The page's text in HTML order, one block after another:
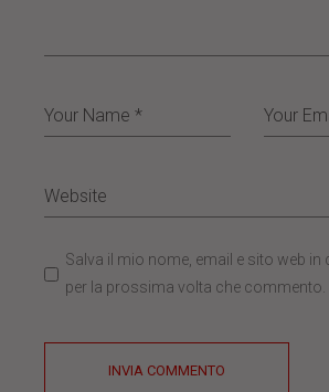
Salva il mio nome, email e sito web
per la prossima volta che commento.
INVIA COMMENTO